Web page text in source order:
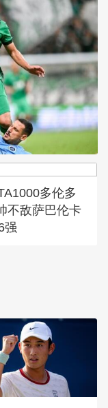
多伦多
不敌萨巴伦卡
强